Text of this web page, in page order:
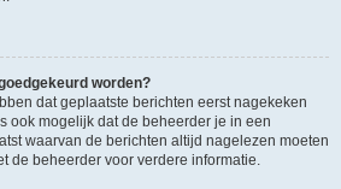
worden?
dat geplaatste berichten eerst nagekeken
ook mogelijk dat de beheerder je in een
waarvan de berichten altijd nagelezen moeten
de beheerder voor verdere informatie.